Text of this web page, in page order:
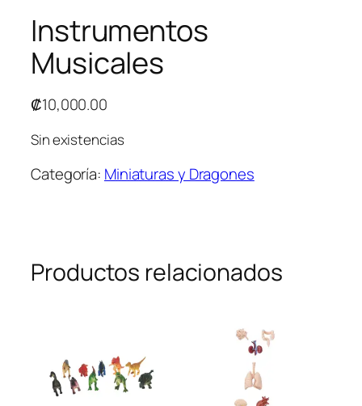
Instrumentos
Musicales
₡10,000.00
Sin existencias
Categoría: Miniaturas y Dragones
Productos relacionados